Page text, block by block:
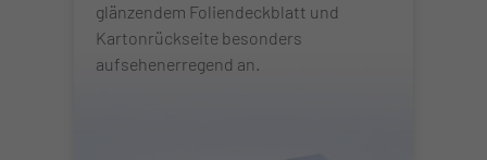
glänzendem Foliendeckblatt und
Kartonrückseite besonders
aufsehenerregend an.